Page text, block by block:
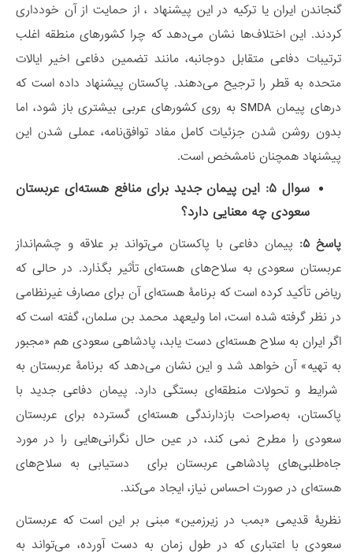
گنجاندن ایران یا ترکیه در این پیشنهاد ، از حمایت از آن خودداری
کردند. این اختلاف‌ها نشان می‌دهد که چرا کشورهای منطقه اغلب
ترتیبات دفاعی متقابل دوجانبه، مانند تضمین دفاعی اخیر ایالات
متحده به قطر را ترجیح می‌دهند. پاکستان پیشنهاد داده است که
درهای پیمان SMDA به روی کشورهای عربی بیشتری باز شود، اما
بدون روشن شدن جزئیات کامل مفاد توافق‌نامه، عملی شدن این
پیشنهاد همچنان نامشخص است.
سوال ۵: این پیمان جدید برای منافع هسته‌ای عربستان
سعودی چه معنایی دارد؟
پاسخ ۵:
پیمان دفاعی با پاکستان می‌تواند بر علاقه و چشم‌انداز
عربستان سعودی به سلاح‌های هسته‌ای تأثیر بگذارد. در حالی که
ریاض تأکید کرده است که برنامۀ هسته‌ای آن برای مصارف غیرنظامی
در نظر گرفته شده است، اما ولیعهد محمد بن سلمان، گفته است که
اگر ایران به سلاح هسته‌ای دست یابد، پادشاهی سعودی هم «مجبور
به تهیه» آن خواهد شد و این نشان می‌دهد که برنامۀ عربستان به
شرایط و تحولات منطقه‌ای بستگی دارد. پیمان دفاعی جدید با
پاکستان، به‌صراحت بازدارندگی هسته‌ای گسترده برای عربستان
سعودی را مطرح نمی کند، در عین حال نگرانی‌هایی را در مورد
جاه‌طلبی‌های پادشاهی عربستان برای دستیابی به سلاح‌های
هسته‌ای در صورت احساس نیاز، ایجاد می‌کند.
نظریۀ قدیمی «بمب در زیرزمین» مبنی بر این است که عربستان
سعودی با اعتباری که در طول زمان به‌ دست آورده، می‌تواند به